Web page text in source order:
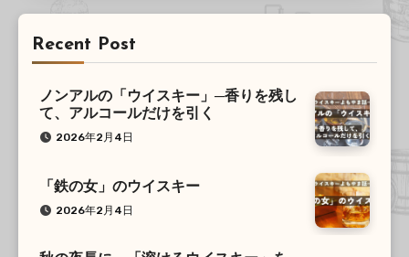
Recent Post
ノンアルの「ウイスキー」─香りを残し
て、アルコールだけを引く
2026年2月4日
「鉄の女」のウイスキー
2026年2月4日